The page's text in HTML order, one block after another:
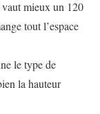
mieux un 120
tout l’espace
le type de
la hauteur